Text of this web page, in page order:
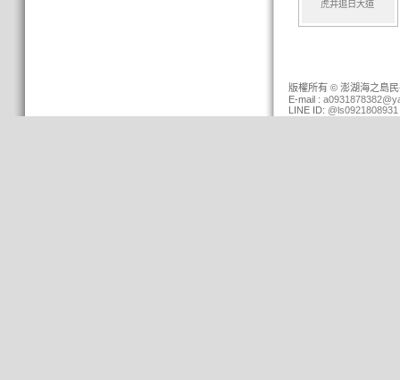
虎井追日大道
版權所有 © 澎湖海之島
E-mail :
LINE ID: @ls0921808931